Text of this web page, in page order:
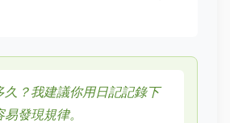
久？我建議你用日記記錄下
發現規律。